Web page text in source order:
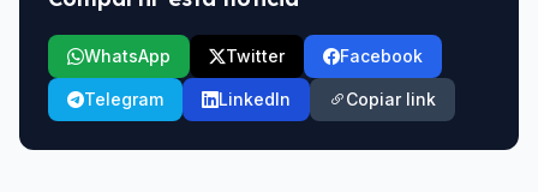
WhatsApp Twitter Facebook
Telegram LinkedIn Copiar link